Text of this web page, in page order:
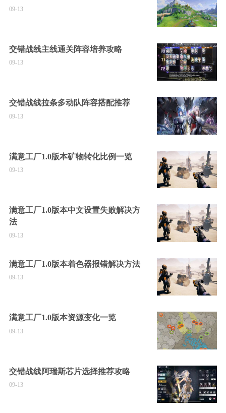
09-13
交错战线主线通关阵容培养攻略
09-13
交错战线拉条多动队阵容搭配推荐
09-13
满意工厂1.0版本矿物转化比例一览
09-13
满意工厂1.0版本中文设置失败解决方
法
09-13
满意工厂1.0版本着色器报错解决方法
09-13
满意工厂1.0版本资源变化一览
09-13
交错战线阿瑞斯芯片选择推荐攻略
09-13